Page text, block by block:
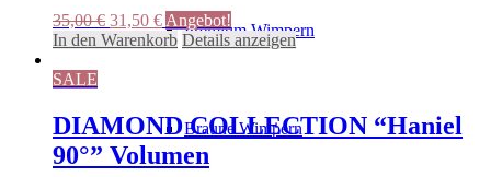
Premium Wimpern
Braune Wimpern
35,00€ Ursprünglicher
Preis
31,50 €Aktueller
Preis
Angebot!
In den Warenkorb Details anzeigen
SALE
DIAMOND COLLECTION “Haniel
90°” Volumen